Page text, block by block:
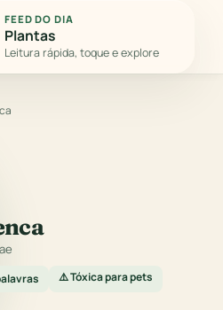
FEED DO DIA
Plantas
Leitura rápida, toque e explore
⚠️ Tóxica para pets